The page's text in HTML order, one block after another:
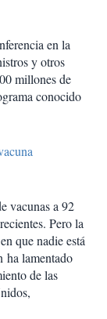
en la
y otros
millones de
conocido
vacunas a 92
Pero la
que nadie está
ha lamentado
de las